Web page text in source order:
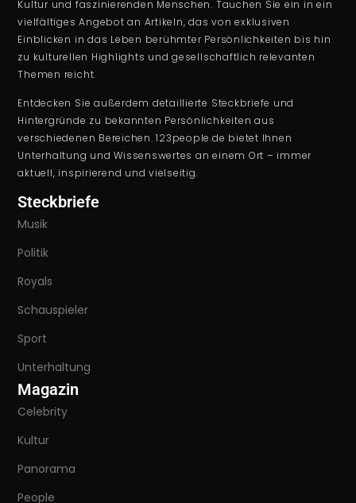
Kultur und faszinierenden Menschen. Tauchen Sie ein in ein
vielfältiges Angebot an Artikeln, das von exklusiven
Einblicken in das Leben berühmter Persönlichkeiten bis hin
zu kulturellen Highlights und gesellschaftlich relevanten
Themen reicht.
Entdecken Sie außerdem detaillierte Steckbriefe und
Hintergründe zu bekannten Persönlichkeiten aus
verschiedenen Bereichen. 123people.de bietet Ihnen
Unterhaltung und Wissenswertes an einem Ort – immer
aktuell, inspirierend und vielseitig.
Steckbriefe
Musik
Politik
Royals
Schauspieler
Sport
Unterhaltung
Magazin
Celebrity
Kultur
Panorama
People